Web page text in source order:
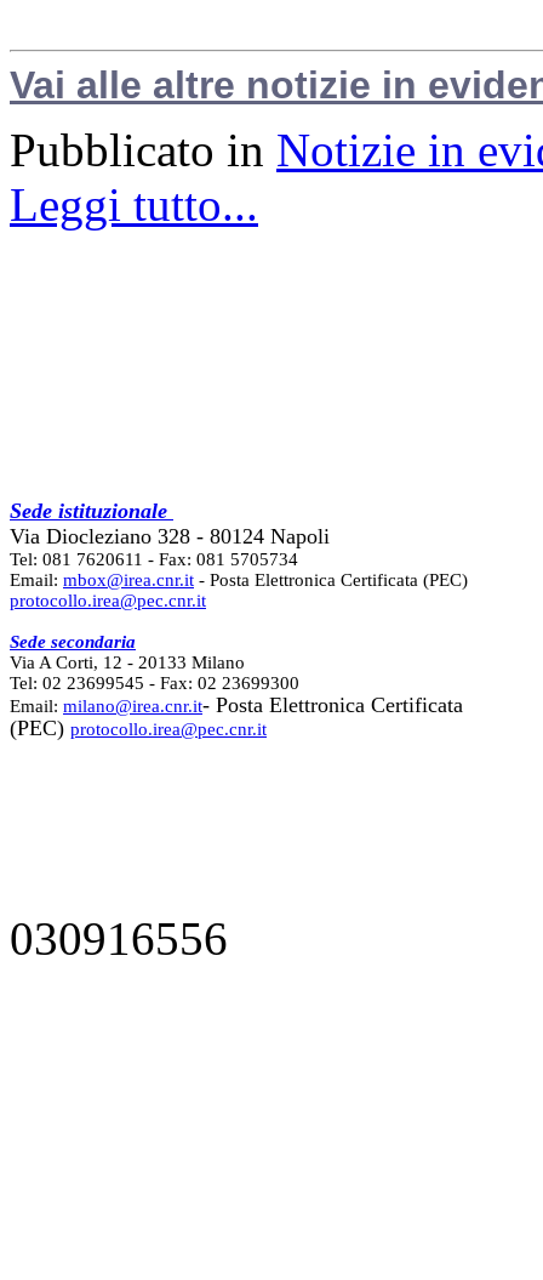
Vai alle altre notizie in
Pubblicato in Notizie in
Leggi tutto...
Sede istituzionale
Via Diocleziano 328 - 80124 Napoli
Tel: 081 7620611 - Fax: 081 5705734
Email: mbox@irea.cnr.it - Posta Elettronica Certificata (PEC)
protocollo.irea@pec.cnr.it
Sede secondaria
Via A Corti, 12 - 20133 Milano
Tel: 02 23699545 - Fax: 02 23699300
Email: milano@irea.cnr.it- Posta Elettronica Certificata
(PEC) protocollo.irea@pec.cnr.it
030916556